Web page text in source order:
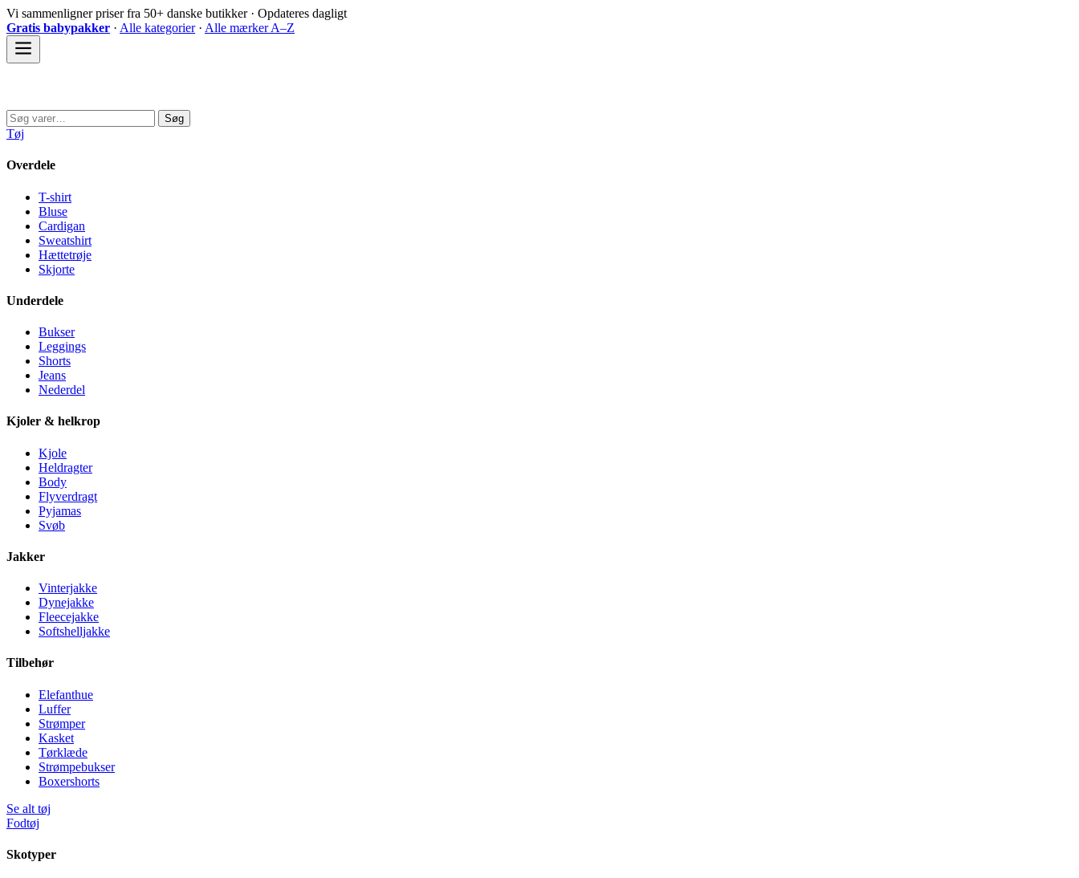
Spring
til
indhold
Vi sammenligner priser fra 50+ danske butikker · Opdateres dagligt
Gratis babypakker · Alle kategorier· Alle mærker A–Z
Søg
efter:
Søg
Tøj
Overdele
T-shirt
Bluse
Cardigan
Sweatshirt
Hættetrøje
Skjorte
Underdele
Bukser
Leggings
Shorts
Jeans
Nederdel
Kjoler & helkrop
Kjole
Heldragter
Body
Flyverdragt
Pyjamas
Svøb
Jakker
Vinterjakke
Dynejakke
Fleecejakke
Softshelljakke
Tilbehør
Elefanthue
Luffer
Strømper
Kasket
Tørklæde
Strømpebukser
Boxershorts
Se alt tøj
Fodtøj
Skotyper